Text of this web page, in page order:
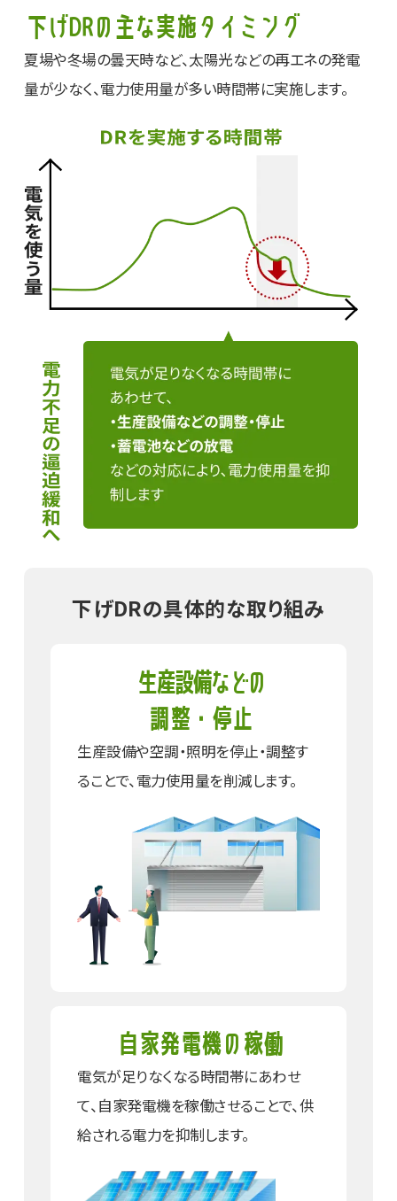
下げDRの主な実施タイミング
夏場や冬場の曇天時など、太陽光などの再エネの発電
量が少なく、電力使用量が多い時間帯に実施します。
下げDRの具体的な取り組み
生産設備などの
調整・停止
生産設備や空調・照明を停止・調整す
ることで、電力使用量​を削減します。
自家発電機の稼働
電気が足りなくなる時間帯にあわせ
て、自家発電機を稼働させることで、供
給される電力を抑制します。